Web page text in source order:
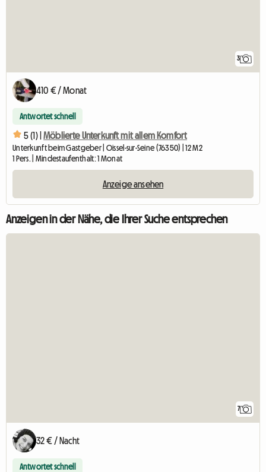
3
410 € / Monat
Antwortet schnell
5 (1) | Möblierte Unterkunft mit allem Komfort
Unterkunft beim Gastgeber | Oissel-sur-Seine (76350) | 12 M2
1 Pers. | Mindestaufenthalt: 1 Monat
Anzeige ansehen
Anzeigen in der Nähe, die Ihrer Suche entsprechen
7
32 € / Nacht
Antwortet schnell